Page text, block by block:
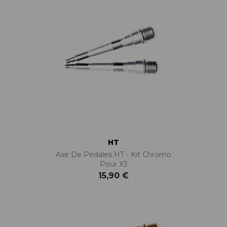
HT
Axe De Pédales HT - Kit Chromo
Pour X3
15,90 €